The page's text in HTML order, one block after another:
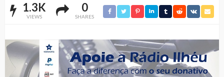
1.3K
VIEWS
0
SHARES